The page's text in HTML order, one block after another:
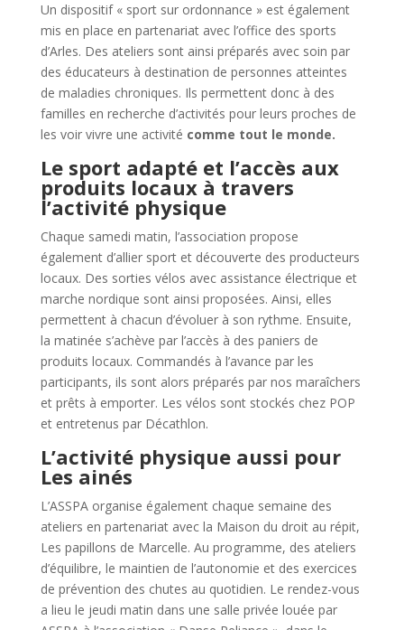
Un dispositif « sport sur ordonnance » est également
mis en place en partenariat avec l’office des sports
d’Arles. Des ateliers sont ainsi préparés avec soin par
des éducateurs à destination de personnes atteintes
de maladies chroniques. Ils permettent donc à des
familles en recherche d’activités pour leurs proches de
les voir vivre une activité comme tout le monde.
Le sport adapté et l’accès aux
produits locaux à travers
l’activité physique
Chaque samedi matin, l’association propose
également d’allier sport et découverte des producteurs
locaux. Des sorties vélos avec assistance électrique et
marche nordique sont ainsi proposées. Ainsi, elles
permettent à chacun d’évoluer à son rythme. Ensuite,
la matinée s’achève par l’accès à des paniers de
produits locaux. Commandés à l’avance par les
participants, ils sont alors préparés par nos maraîchers
et prêts à emporter. Les vélos sont stockés chez POP
et entretenus par Décathlon.
L’activité physique aussi pour
Les ainés
L’ASSPA organise également chaque semaine des
ateliers en partenariat avec la Maison du droit au répit,
Les papillons de Marcelle. Au programme, des ateliers
d’équilibre, le maintien de l’autonomie et des exercices
de prévention des chutes au quotidien. Le rendez-vous
a lieu le jeudi matin dans une salle privée louée par